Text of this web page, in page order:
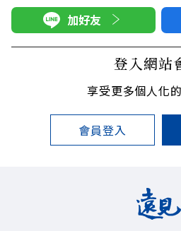
加好友
登入網站
享受更多個人化
會員登入